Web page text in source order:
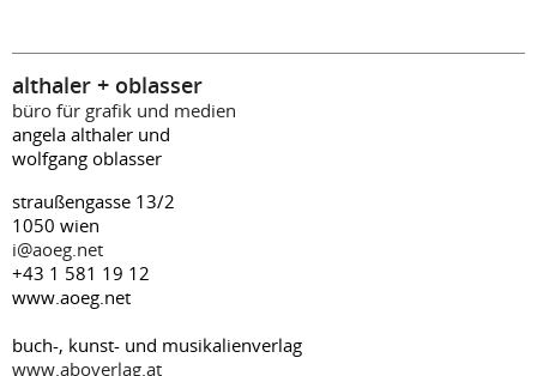
althaler + oblasser
büro für grafik und medien
angela althaler und
wolfgang oblasser
straußengasse 13/2
1050 wien
i@aoeg.net
+43 1 581 19 12
www.aoeg.net
buch-, kunst- und musikalienverlag
www.aboverlag.at